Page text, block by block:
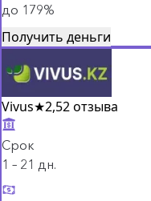
до 179%
Получить деньги
Vivus★2,52 отзыва
Срок
1 – 21 дн.